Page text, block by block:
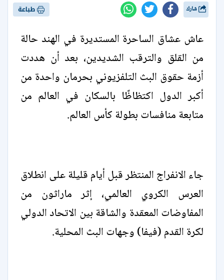
طباعة
عاش عشاق الساحرة المستديرة في الهند حالة
من القلق والترقب الشديدين، بعد أن هددت
أزمة حقوق البث التلفزيوني بحرمان واحدة من
أكبر الدول اكتظاظًا بالسكان في العالم من
متابعة منافسات بطولة كأس العالم.
جاء الانفراج المنتظر قبل أيام قليلة على انطلاق
العرس الكروي العالمي، إثر ماراثون من
المفاوضات المعقدة والشاقة بين الاتحاد الدولي
لكرة القدم (فيفا) وجهات البث المحلية.